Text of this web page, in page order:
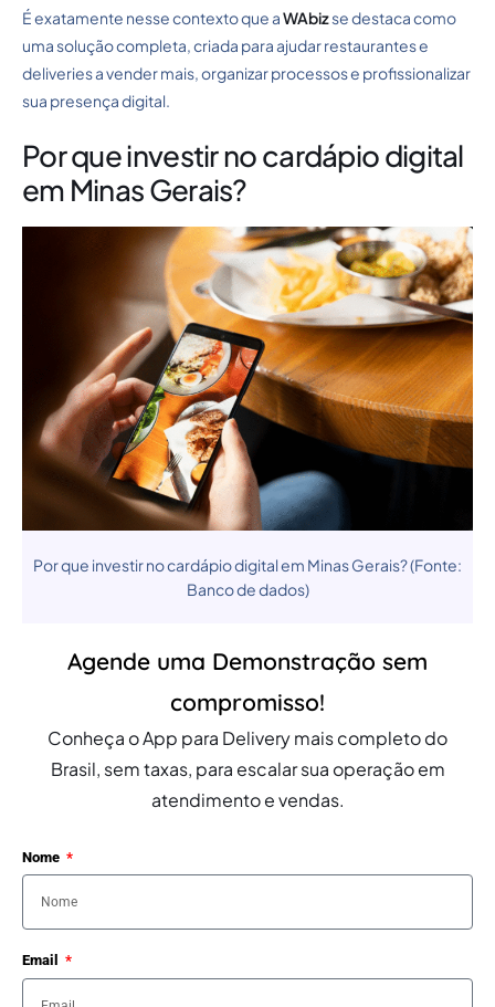
É exatamente nesse contexto que aWAbizse destaca como
uma solução completa, criada para ajudar restaurantes e
deliveries a vender mais, organizar processos e profissionalizar
sua presença digital.
Por que investir no cardápio digital
em Minas Gerais?
Por que investir no cardápio digital em Minas Gerais? (Fonte:
Banco de dados)
Agende uma Demonstração sem
compromisso!
Conheça o App para Delivery mais completo do
Brasil, sem taxas, para escalar sua operação em
atendimento e vendas.
Nome
Email